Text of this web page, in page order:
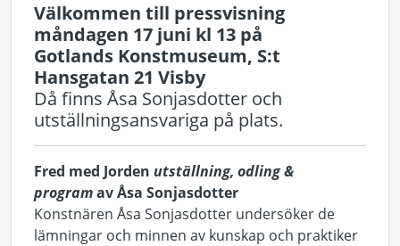
Välkommen till pressvisning
måndagen 17 juni kl 13 på
Gotlands Konstmuseum, S:t
Hansgatan 21 Visby
Då finns Åsa Sonjasdotter och
utställningsansvariga på plats.
Fred med Jorden utställning, odling &
programav Åsa Sonjasdotter
Konstnären Åsa Sonjasdotter undersöker de
lämningar och minnen av kunskap och praktiker